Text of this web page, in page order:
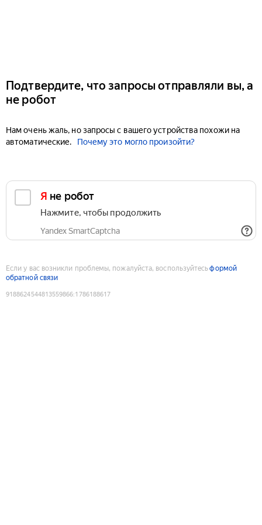
Подтвердите, что запросы отправляли вы, а
не робот
Нам очень жаль, но запросы с вашего устройства похожи на
автоматические.
Почему это могло произойти?
Я не робот
Нажмите, чтобы продолжить
Yandex SmartCaptcha
Если у вас возникли проблемы, пожалуйста, воспользуйтесьформой
обратной связи
9188624544813559866:1786188617